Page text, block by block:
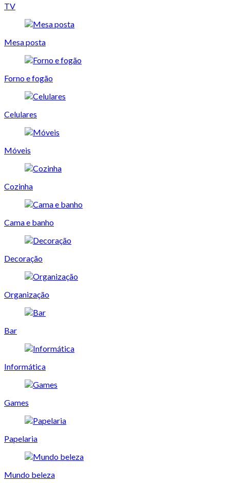
TV
Mesa posta
Forno e fogão
Celulares
Móveis
Cozinha
Cama e banho
Decoração
Organização
Bar
Informática
Games
Papelaria
Mundo beleza